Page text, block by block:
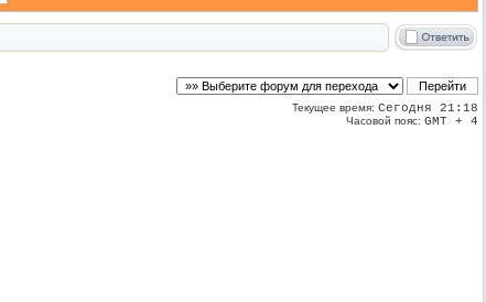
Текущее время: Сегодня 21:18
Часовой пояс: GMT + 4